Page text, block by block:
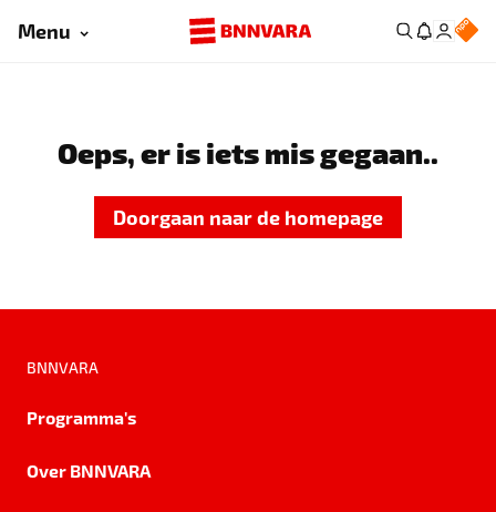
Menu
Oeps, er is iets mis gegaan..
Doorgaan naar de homepage
BNNVARA
Programma's
Over BNNVARA